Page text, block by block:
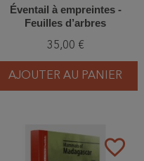
Éventail à empreintes -
Feuilles d’arbres
35,00 €
AJOUTER AU PANIER
favorite_border